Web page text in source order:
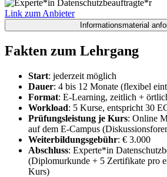
Link zum Anbieter
Fakten zum Lehrgang
Start: jederzeit möglich
Dauer: 4 bis 12 Monate (flexibel
Format: E-Learning, zeitlich +
Workload: 5 Kurse, entspricht 30
Prüfungsleistung je Kurs: Online
auf dem E-Campus
Weiterbildungsgebühr: € 3.000
Abschluss: Experte*in
(Diplomurkunde + 5 Zertifikate pro
Kurs)